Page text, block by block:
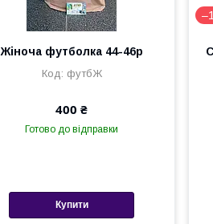
Жіноча футболка 44-46р
футбЖ
400 ₴
Готово до відправки
Купити